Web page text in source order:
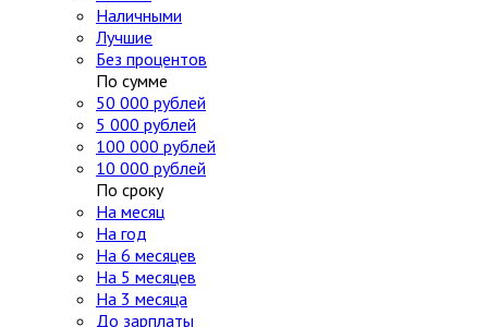
Наличными
Лучшие
Без процентов
По сумме
50 000 рублей
5 000 рублей
100 000 рублей
10 000 рублей
По сроку
На месяц
На год
На 6 месяцев
На 5 месяцев
На 3 месяца
До зарплаты